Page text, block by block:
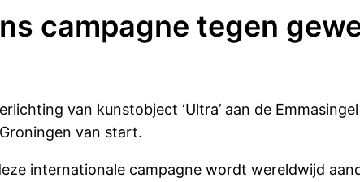
campagne tegen
van kunstobject ‘Ultra’ aan de
van start.
internationale campagne wordt wereldwijd